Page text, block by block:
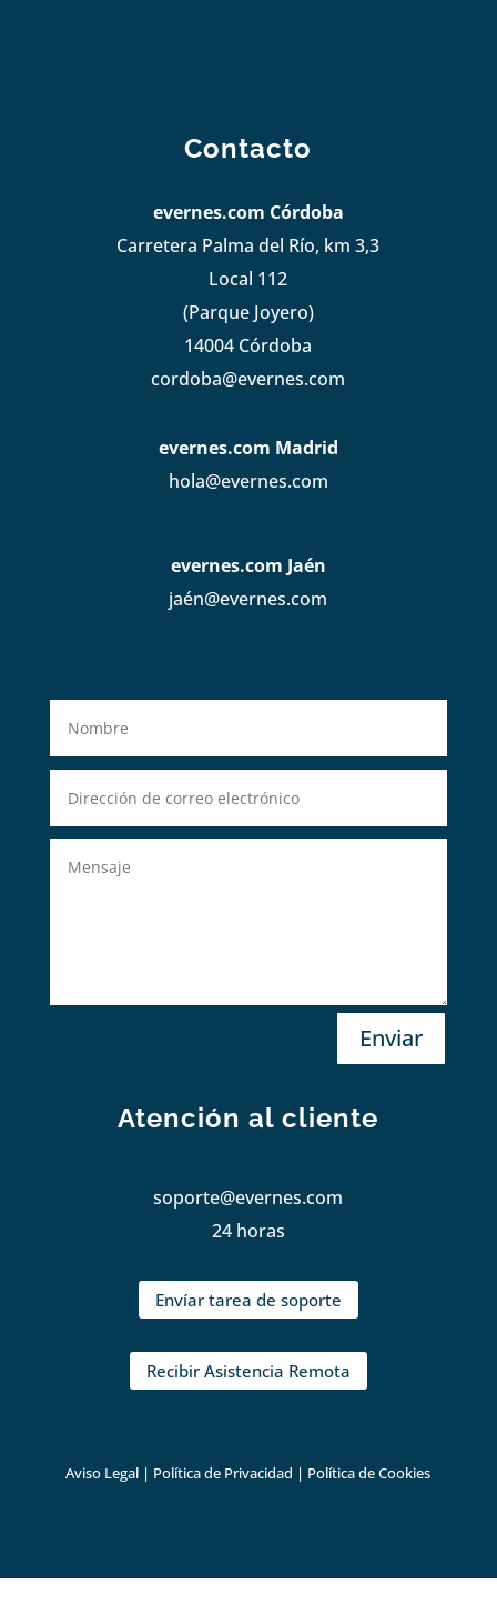
Contacto
evernes.com Córdoba
Carretera Palma del Río, km 3,3
Local 112
(Parque Joyero)
14004 Córdoba
cordoba@evernes.com
evernes.com Madrid
hola@evernes.com
evernes.com Jaén
jaén@evernes.com
Enviar
Atención al cliente
soporte@evernes.com
24 horas
Envíar tarea de soporte
Recibir Asistencia Remota
Aviso Legal | Política de Privacidad | Política de Cookies